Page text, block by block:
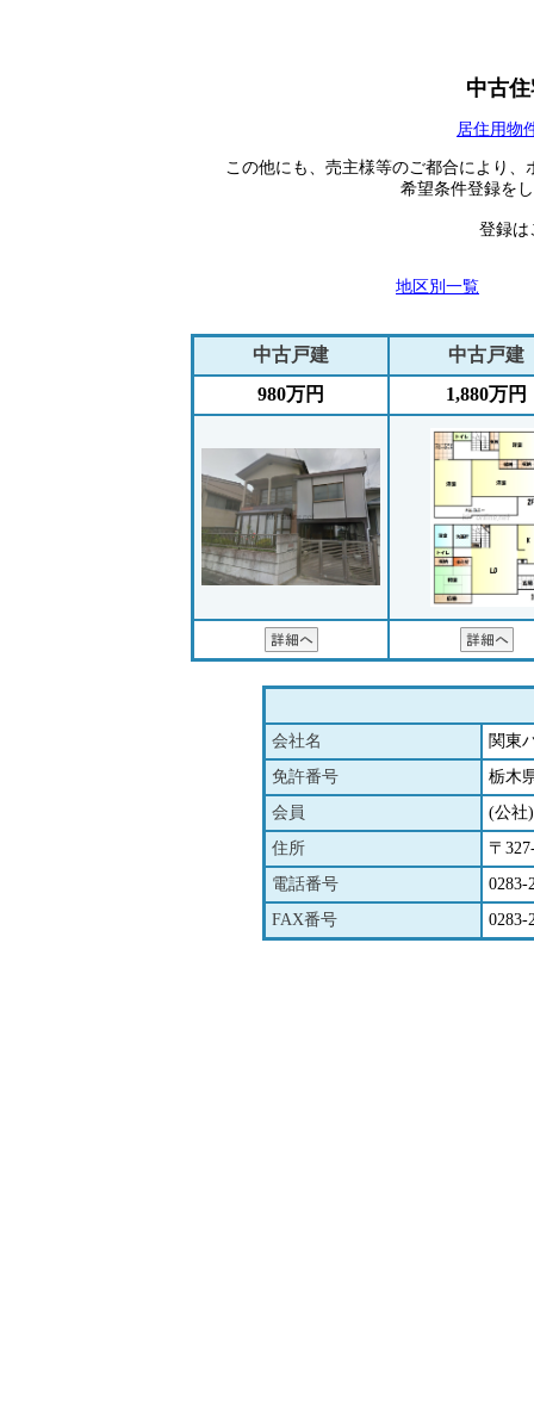
中古
居住用物
この他にも、売主様等のご都合により
希望条件登録を
登録
地区別一覧
中古戸建
中古戸建
980万円
1,880万円
会社名
関東
免許番号
栃木
会員
(公社
住所
〒
電話番号
0283-
FAX番号
0283-